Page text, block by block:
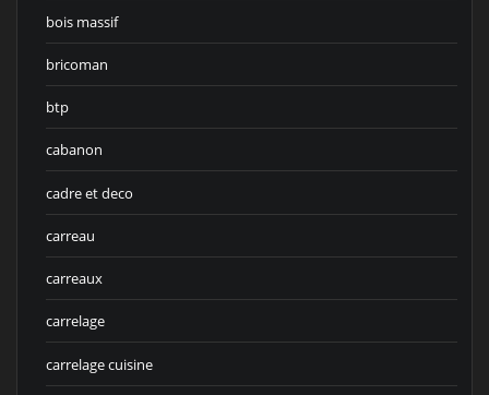
bois massif
bricoman
btp
cabanon
cadre et deco
carreau
carreaux
carrelage
carrelage cuisine